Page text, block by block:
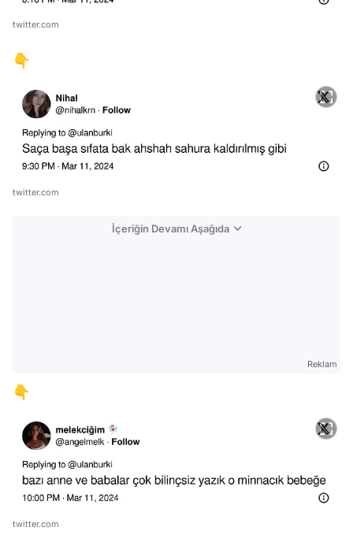
twitter.com
👇
twitter.com
İçeriğin Devamı Aşağıda
Reklam
👇
twitter.com